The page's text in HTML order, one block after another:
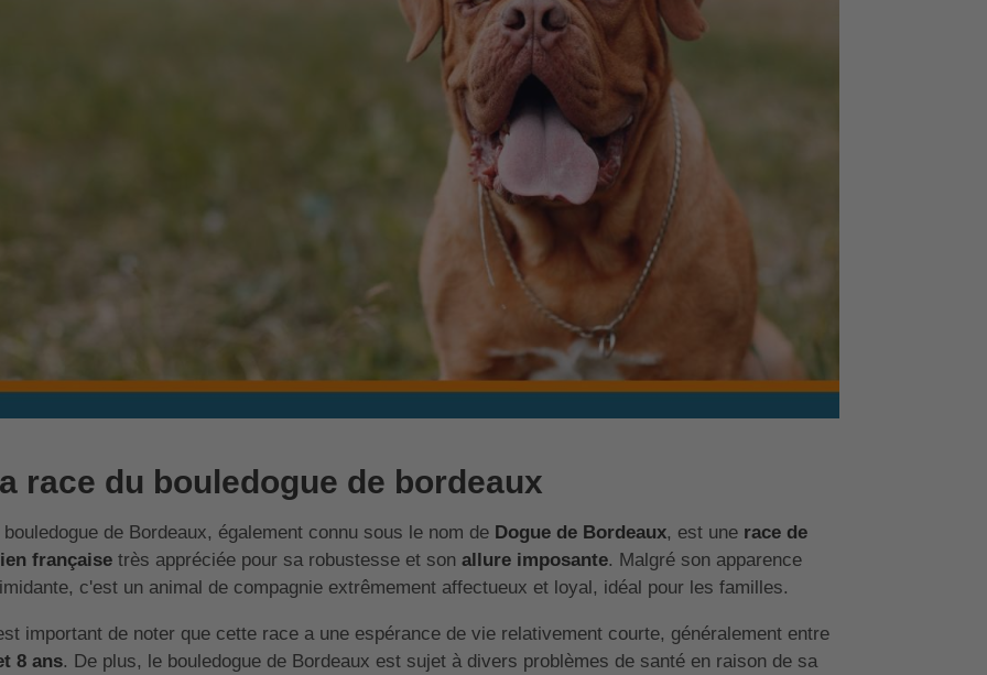
race du bouledogue de bordeaux
bouledogue de Bordeaux, également connu sous le nom de Dogue de Bordeaux, est unerace de
françaisetrès appréciée pour sa robustesse et son allure imposante. Malgré son apparence
c'est un animal de compagnie extrêmement affectueux et loyal, idéal pour les familles.
important de noter que cette race a une espérance de vie relativement courte, généralement entre
8 ans. De plus, le bouledogue de Bordeaux est sujet à divers problèmes de santé en raison de sa